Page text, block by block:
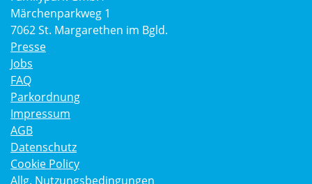
Märchenparkweg 1
7062 St. Margarethen im Bgld.
Presse
Jobs
FAQ
Parkordnung
Impressum
AGB
Datenschutz
Cookie Policy
Allg. Nutzungsbedingungen